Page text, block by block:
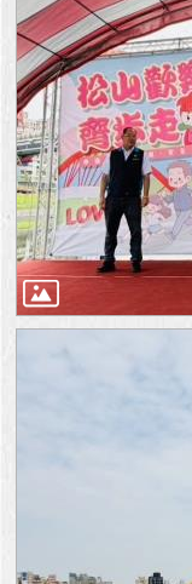
新
聞
澄
清
雙
語
詞
彙
台
北
通